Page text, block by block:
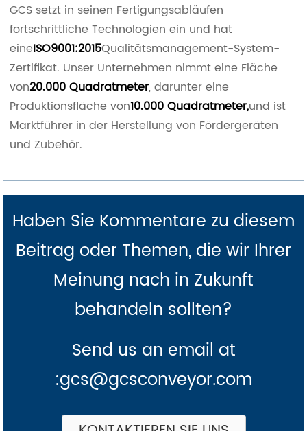
GCS setzt in seinen Fertigungsabläufen
fortschrittliche Technologien ein und hat
eineISO9001:2015Qualitätsmanagement-System-
Zertifikat. Unser Unternehmen nimmt eine Fläche
von20.000 Quadratmeter, darunter eine
Produktionsfläche von10.000 Quadratmeter,und ist
Marktführer in der Herstellung von Fördergeräten
und Zubehör.
Haben Sie Kommentare zu diesem
Beitrag oder Themen, die wir Ihrer
Meinung nach in Zukunft
behandeln sollten?
Send us an email at
:gcs@gcsconveyor.com